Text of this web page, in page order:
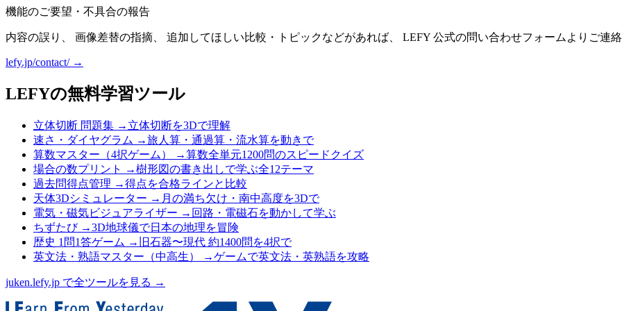
機能のご要望・不具合の報告
内容の誤り、 画像差替の指摘、 追加してほしい比較・トピックなどがあれば、 LEFY 公式の問い合わせフォームよりご連絡
lefy.jp/contact/ →
LEFYの無料学習ツール
立体切断 問題集 → 立体切断を3Dで理解
速さ・ダイヤグラム →旅人算・通過算・流水算を動きで
算数マスター（4択ゲーム）
→算数全単元1200問のスピードクイズ
場合の数プリント
→樹形図の書き出しで学ぶ全12テーマ
過去問得点管理 →得点を合格ラインと比較
天体3Dシミュレーター → 月の満ち欠け・南中高度を3Dで
電気・磁気ビジュアライザー → 回路・電磁石を動かして学ぶ
ちずたび→3D地球儀で日本の地理を冒険
歴史 1問1答ゲーム → 旧石器〜現代 約1400問を4択で
英文法・熟語マスター（中高生）
→ゲームで英文法・英熟語を攻略
juken.lefy.jp で全ツールを見る →